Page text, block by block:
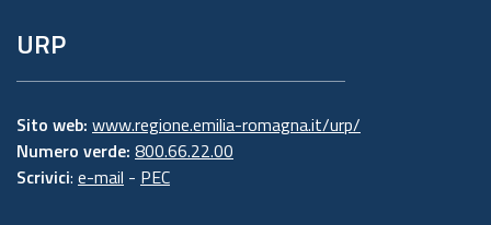
URP
Sito web: www.regione.emilia-romagna.it/urp/
Numero verde: 800.66.22.00
Scrivici: e-mail - PEC